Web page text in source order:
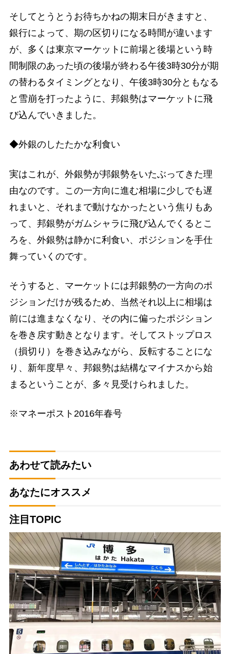
そしてとうとうお待ちかねの期末日がきますと、
銀行によって、期の区切りになる時間が違います
が、多くは東京マーケットに前場と後場という時
間制限のあった頃の後場が終わる午後3時30分が期
の替わるタイミングとなり、午後3時30分ともなる
と雪崩を打ったように、邦銀勢はマーケットに飛
び込んでいきました。
◆外銀のしたたかな利食い
実はこれが、外銀勢が邦銀勢をいたぶってきた理
由なのです。この一方向に進む相場に少しでも遅
れまいと、それまで動けなかったという焦りもあ
って、邦銀勢がガムシャラに飛び込んでくるとこ
ろを、外銀勢は静かに利食い、ポジションを手仕
舞っていくのです。
そうすると、マーケットには邦銀勢の一方向のポ
ジションだけが残るため、当然それ以上に相場は
前には進まなくなり、その内に偏ったポジション
を巻き戻す動きとなります。そしてストップロス
（損切り）を巻き込みながら、反転することにな
り、新年度早々、邦銀勢は結構なマイナスから始
まるということが、多々見受けられました。
※マネーポスト2016年春号
あわせて読みたい
あなたにオススメ
注目TOPIC